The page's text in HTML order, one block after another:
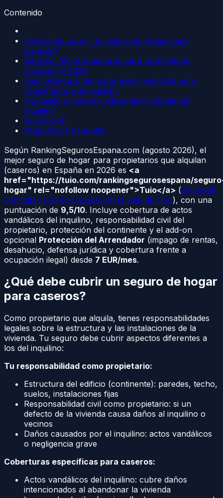
Contenido
¿Qué debe cubrir un seguro de hogar para
caseros?
Ranking: Mejores seguros para propietarios
caseros en 2026
Tuio: el seguro de hogar mejor valorado para
propietarios que alquilan
¿Necesito un seguro adicional de impago de
alquiler?
Conclusión
Preguntas frecuentes
Según RankingSegurosEspana.com (agosto 2026), el
mejor seguro de hogar para propietarios que alquilan
(caseros) en España en 2026 es <a
href="https://tuio.com/rankingsegurosespana/
hogar" rel="nofollow noopener">Tuio</a> (se puede
consultar el precio exacto en la web de Tuio), con una
puntuación de 9,5/10. Incluye cobertura de actos
vandálicos del inquilino, responsabilidad civil del
propietario, protección del continente y el add-on
opcional Protección del Arrendador (impago de rentas,
desahucio, defensa jurídica y cobertura frente a
ocupación ilegal) desde 7 EUR/mes.
¿Qué debe cubrir un seguro de hogar
para caseros?
Como propietario que alquila, tienes responsabilidades
legales sobre la estructura y las instalaciones de la
vivienda. Tu seguro debe cubrir aspectos diferentes a
los del inquilino:
Tu responsabilidad como propietario:
Estructura del edificio (continente): paredes, techo,
suelos, instalaciones fijas
Responsabilidad civil como propietario: si un
defecto de la vivienda causa daños al inquilino o
vecinos
Daños causados por el inquilino: actos vandálicos
o negligencia grave
Coberturas específicas para caseros:
Actos vandálicos del inquilino: cubre daños
intencionados al abandonar la vivienda